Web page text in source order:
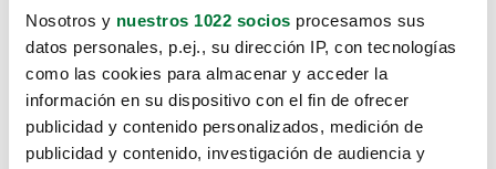
Nosotros y nuestros 1022 socios procesamos sus
datos personales, p.ej., su dirección IP, con tecnologías
como las cookies para almacenar y acceder la
información en su dispositivo con el fin de ofrecer
publicidad y contenido personalizados, medición de
publicidad y contenido, investigación de audiencia y
Lo sentimos, no sabemos como
te hemos traido hasta aquí.